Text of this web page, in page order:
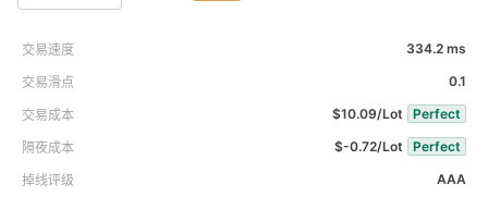
交易速度 334.2 ms
交易滑点 0.1
交易成本 $10.09/Lot Perfect
隔夜成本 $-0.72/Lot Perfect
掉线评级 AAA